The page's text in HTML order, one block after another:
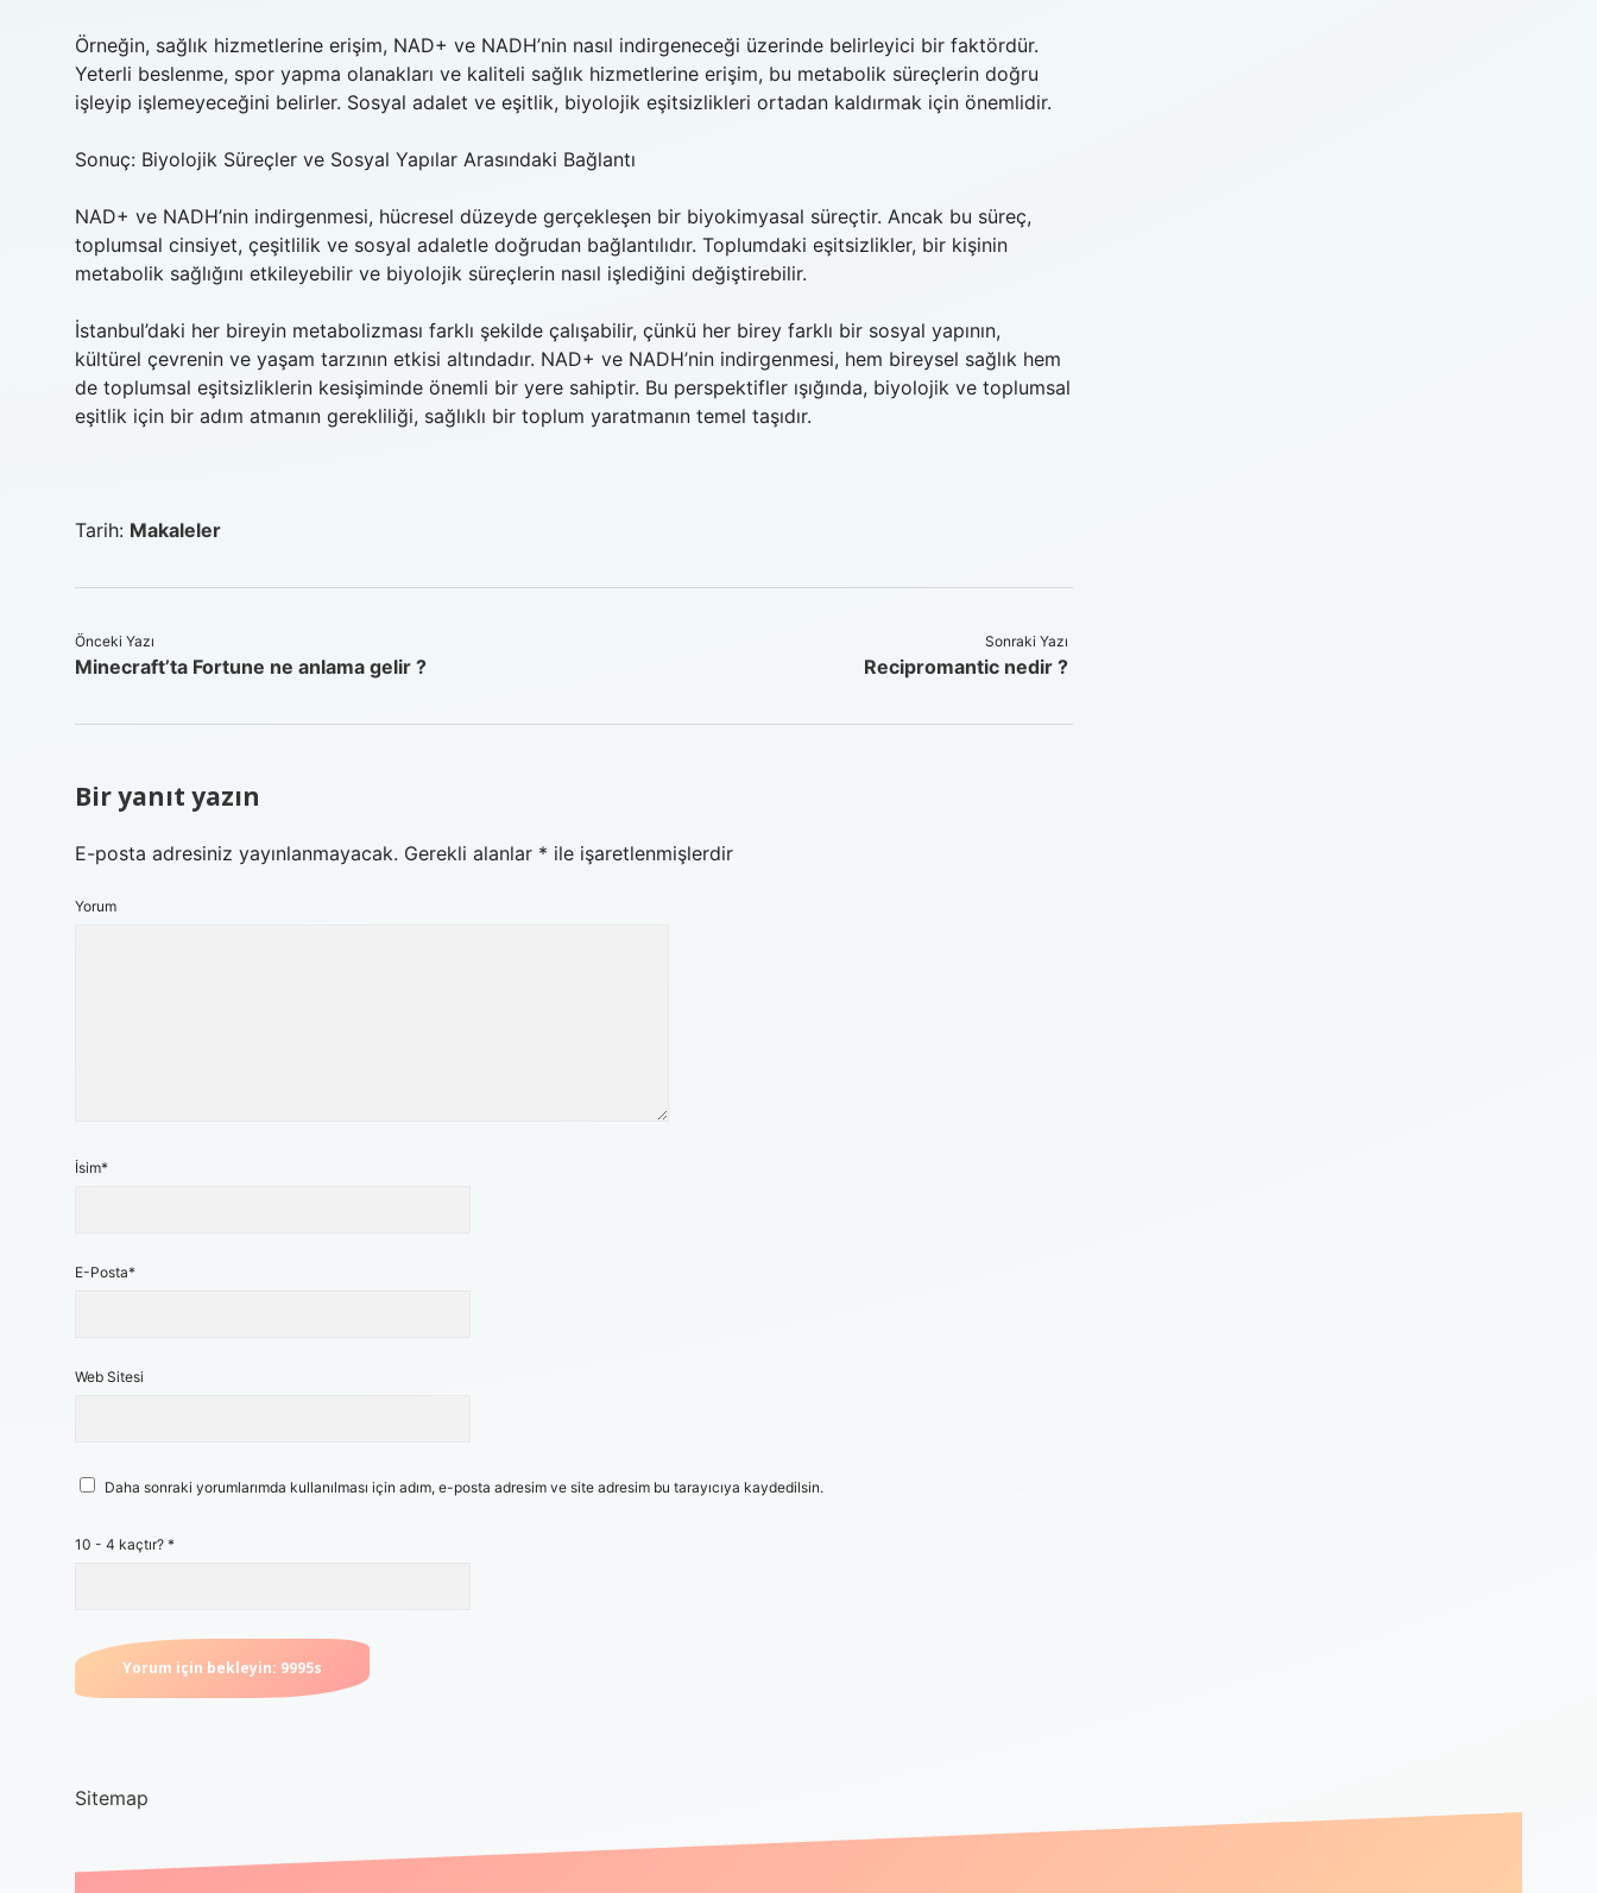
Örneğin, sağlık hizmetlerine erişim, NAD+ ve NADH’nin nasıl indirgeneceği üzerinde belirleyici bir faktördür.
Yeterli beslenme, spor yapma olanakları ve kaliteli sağlık hizmetlerine erişim, bu metabolik süreçlerin doğru
işleyip işlemeyeceğini belirler. Sosyal adalet ve eşitlik, biyolojik eşitsizlikleri ortadan kaldırmak için önemlidir.
Sonuç: Biyolojik Süreçler ve Sosyal Yapılar Arasındaki Bağlantı
NAD+ ve NADH’nin indirgenmesi, hücresel düzeyde gerçekleşen bir biyokimyasal süreçtir. Ancak bu süreç,
toplumsal cinsiyet, çeşitlilik ve sosyal adaletle doğrudan bağlantılıdır. Toplumdaki eşitsizlikler, bir kişinin
metabolik sağlığını etkileyebilir ve biyolojik süreçlerin nasıl işlediğini değiştirebilir.
İstanbul’daki her bireyin metabolizması farklı şekilde çalışabilir, çünkü her birey farklı bir sosyal yapının,
kültürel çevrenin ve yaşam tarzının etkisi altındadır. NAD+ ve NADH’nin indirgenmesi, hem bireysel sağlık hem
de toplumsal eşitsizliklerin kesişiminde önemli bir yere sahiptir. Bu perspektifler ışığında, biyolojik ve toplumsal
eşitlik için bir adım atmanın gerekliliği, sağlıklı bir toplum yaratmanın temel taşıdır.
Tarih: Makaleler
Önceki Yazı
Minecraft’ta Fortune ne anlama gelir ?
Sonraki Yazı
Recipromantic nedir ?
Bir yanıt yazın
E-posta adresiniz yayınlanmayacak. Gerekli alanlar * ile işaretlenmişlerdir
Yorum
İsim*
E-Posta*
Web Sitesi
Daha sonraki yorumlarımda kullanılması için adım, e-posta adresim ve site adresim bu tarayıcıya kaydedilsin.
10 - 4 kaçtır? *
Sitemap